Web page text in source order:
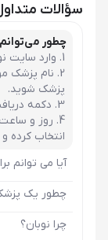
سؤالات
چطور
وارد سایت
نام پزشک
پزشک شوید.
دکمه
روز و
انتخاب کرده
آیا می
چطور یک
چرا نوبان؟